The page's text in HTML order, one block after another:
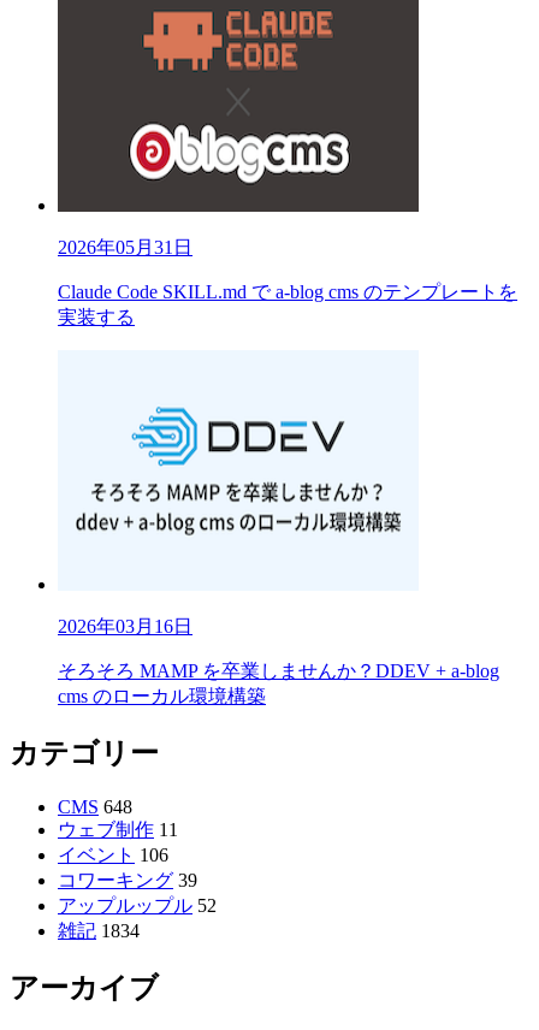
2026年05月31日
Claude Code SKILL.md で a-blog cms のテンプレートを
実装する
2026年03月16日
そろそろ MAMP を卒業しませんか？DDEV + a-blog
cms のローカル環境構築
カテゴリー
CMS 648
ウェブ制作 11
イベント 106
コワーキング 39
アップルップル 52
雑記 1834
アーカイブ